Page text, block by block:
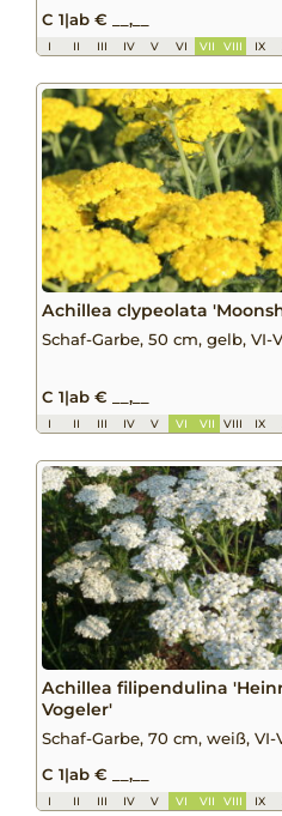
C 1|ab € __,__
I II III IV V VI VII VIII IX
Achillea clypeolata
Schaf-Garbe, 50 cm, gelb, VI-
C 1|ab € __,__
I II III IV V VI VII VIII IX
Achillea filipendulina
Vogeler'
Schaf-Garbe, 70 cm, weiß, VI-
C 1|ab € __,__
I II III IV V VI VII VIII IX